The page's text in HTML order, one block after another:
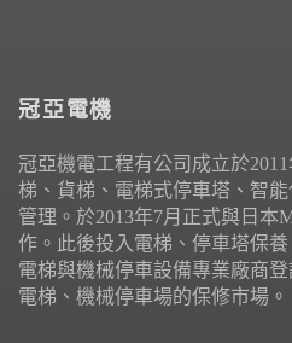
冠亞電機
冠亞機電工程有公司成立於
梯、貨梯、電梯式停車塔、智
管理。於2013年7月正式與日本
作。此後投入電梯、停車塔保
電梯與機械停車設備專業廠商
電梯、機械停車場的保修市場。